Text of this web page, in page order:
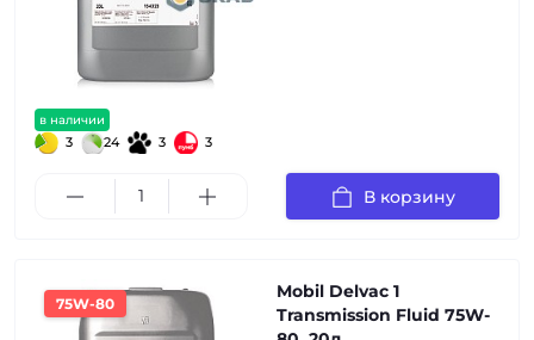
в наличии
3 24 3 3
В корзину
75W-80
Mobil Delvac 1
Transmission Fluid 75W-